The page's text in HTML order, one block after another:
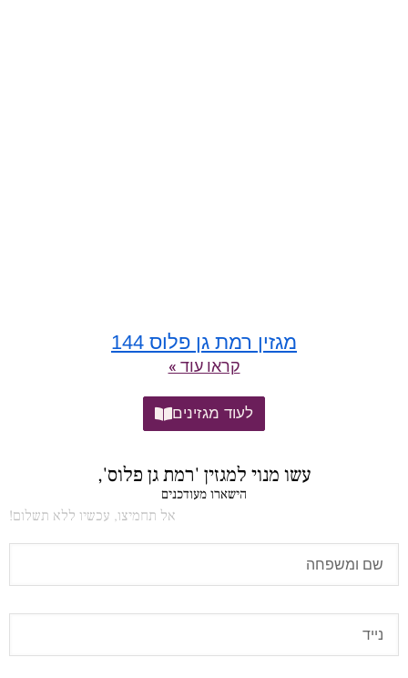
מגזין רמת גן פלוס 144
קראו עוד »
לעוד מגזינים
עשו מנוי למגזין 'רמת גן פלוס',
הישארו מעודכנים
אל תחמיצו, עכשיו ללא תשלום!